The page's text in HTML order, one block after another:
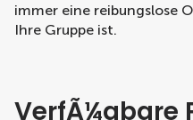
immer eine reibungslose
Ihre Gruppe ist.
VerfÃ¼gbare